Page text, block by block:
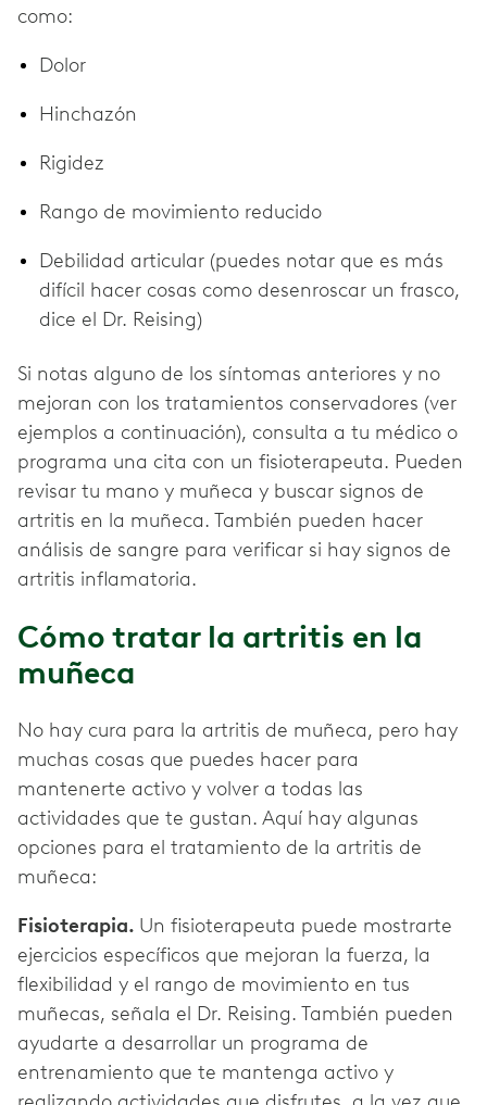
como:
Dolor
Hinchazón
Rigidez
Rango de movimiento reducido
Debilidad articular (puedes notar que es más
difícil hacer cosas como desenroscar un frasco,
dice el Dr. Reising)
Si notas alguno de los síntomas anteriores y no
mejoran con los tratamientos conservadores (ver
ejemplos a continuación), consulta a tu médico o
programa una cita con un fisioterapeuta. Pueden
revisar tu mano y muñeca y buscar signos de
artritis en la muñeca. También pueden hacer
análisis de sangre para verificar si hay signos de
artritis inflamatoria.
Cómo tratar la artritis en la
muñeca
No hay cura para la artritis de muñeca, pero hay
muchas cosas que puedes hacer para
mantenerte activo y volver a todas las
actividades que te gustan. Aquí hay algunas
opciones para el tratamiento de la artritis de
muñeca:
Fisioterapia. Un fisioterapeuta puede mostrarte
ejercicios específicos que mejoran la fuerza, la
flexibilidad y el rango de movimiento en tus
muñecas, señala el Dr. Reising. También pueden
ayudarte a desarrollar un programa de
entrenamiento que te mantenga activo y